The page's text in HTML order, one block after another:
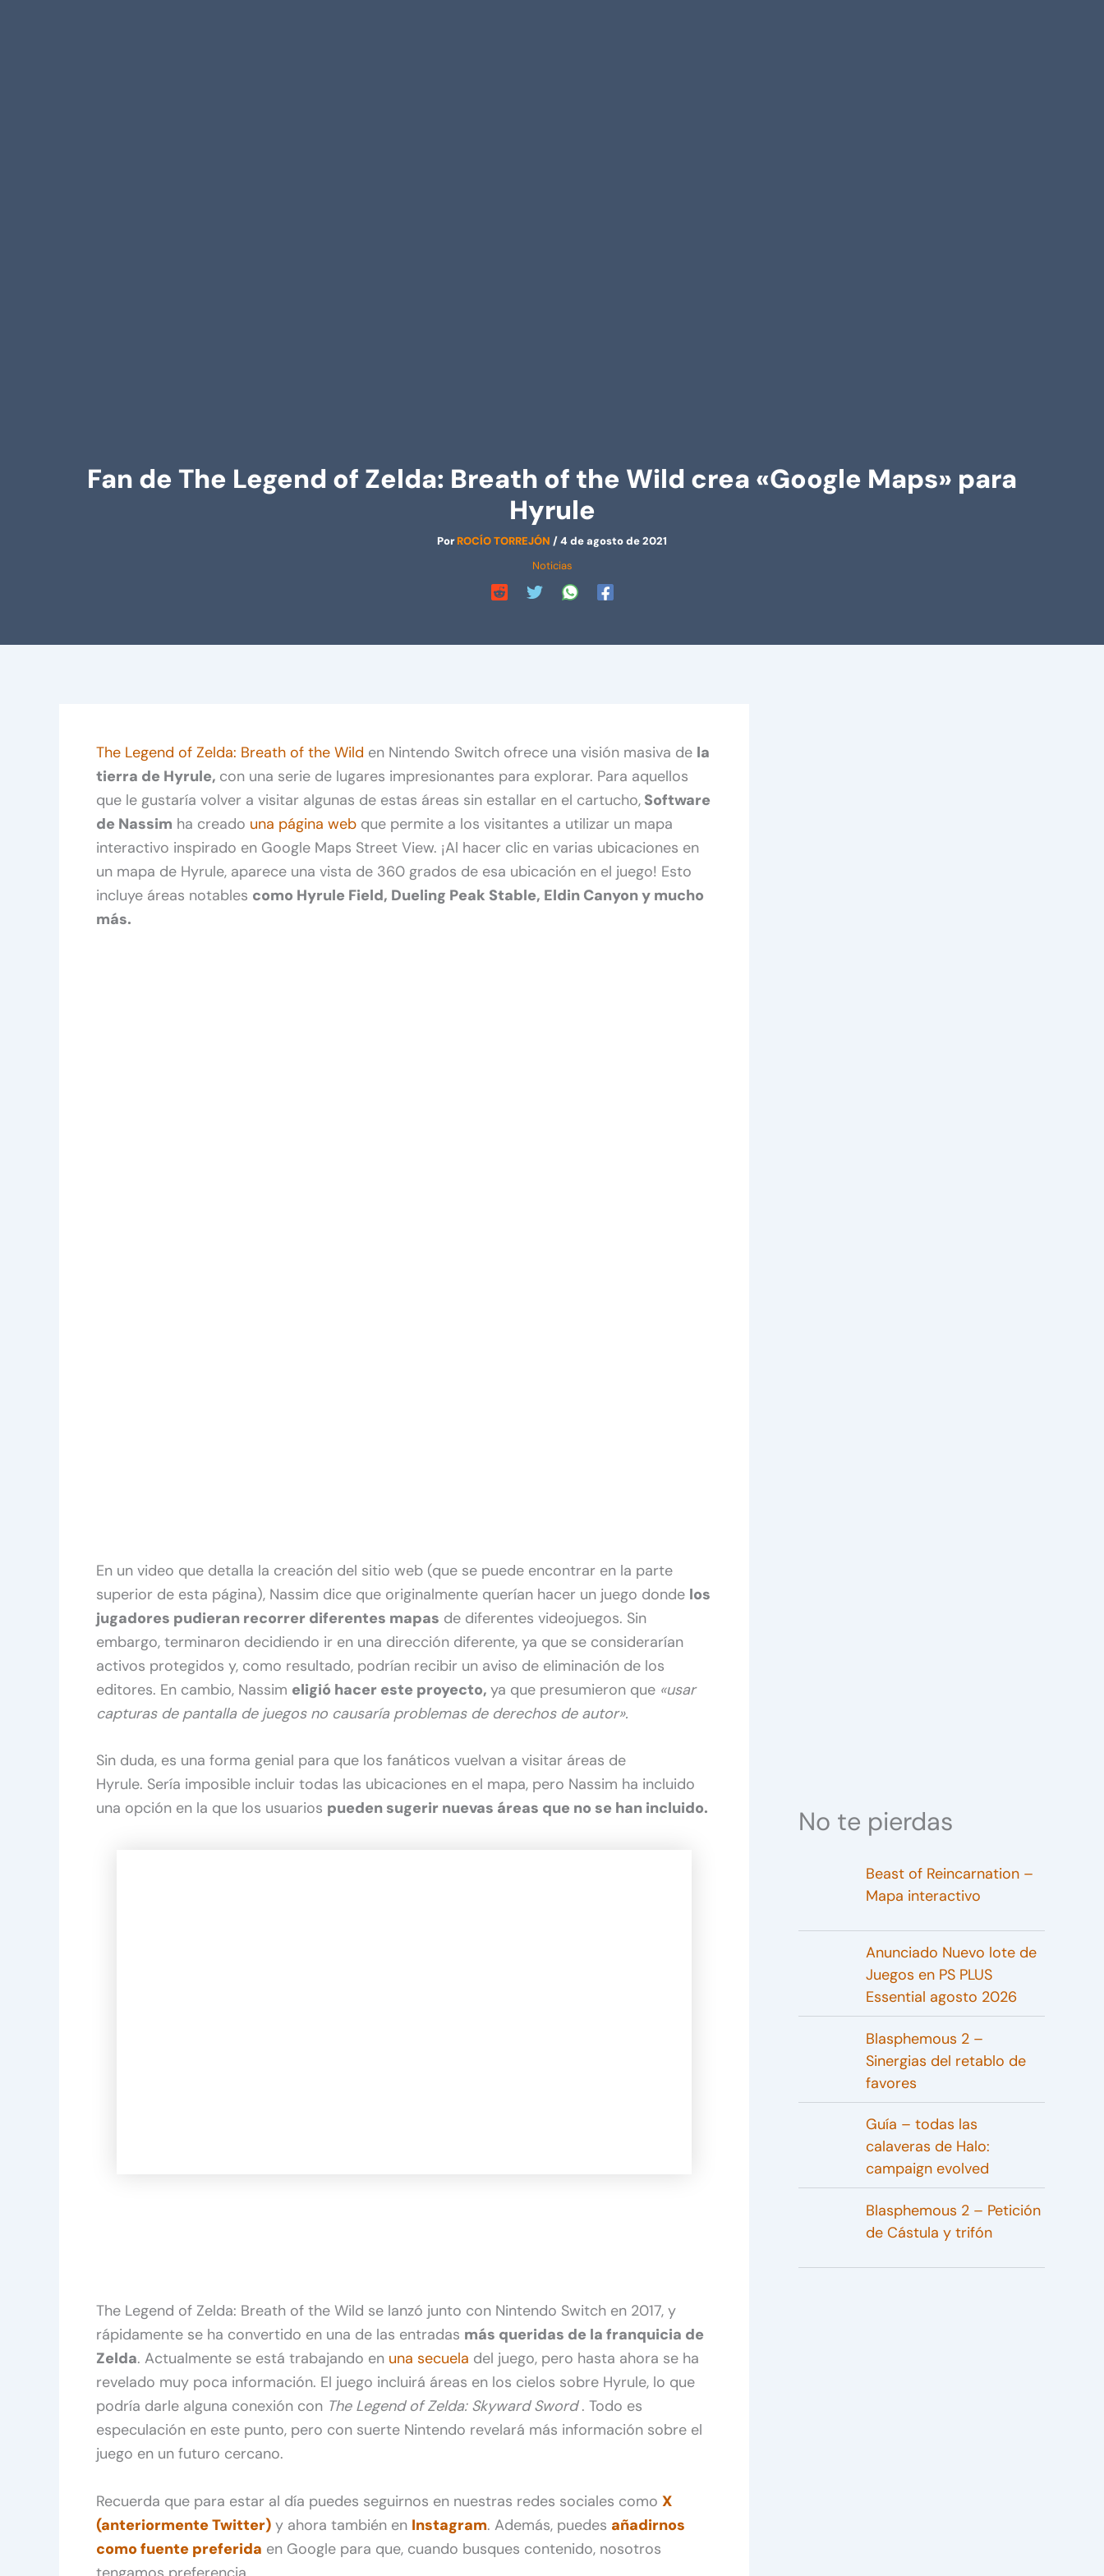
Fan de The Legend of Zelda: Breath of the Wild crea «Google Maps» para
Hyrule
PorROCÍO TORREJÓN /4 de agosto de 2021
Noticias
The Legend of Zelda: Breath of the Wild en Nintendo Switch ofrece una visión masiva de la
tierra de Hyrule, con una serie de lugares impresionantes para explorar. Para aquellos
que le gustaría volver a visitar algunas de estas áreas sin estallar en el cartucho, Software
de Nassim ha creado una página web que permite a los visitantes a utilizar un mapa
interactivo inspirado en Google Maps Street View. ¡Al hacer clic en varias ubicaciones en
un mapa de Hyrule, aparece una vista de 360 ​​grados de esa ubicación en el juego! Esto
incluye áreas notables como Hyrule Field, Dueling Peak Stable, Eldin Canyon y mucho
más.
En un video que detalla la creación del sitio web (que se puede encontrar en la parte
superior de esta página), Nassim dice que originalmente querían hacer un juego donde los
jugadores pudieran recorrer diferentes mapas de diferentes videojuegos. Sin
embargo, terminaron decidiendo ir en una dirección diferente, ya que se considerarían
activos protegidos y, como resultado, podrían recibir un aviso de eliminación de los
editores. En cambio, Nassim eligió hacer este proyecto, ya que presumieron que «usar
capturas de pantalla de juegos no causaría problemas de derechos de autor».
Sin duda, es una forma genial para que los fanáticos vuelvan a visitar áreas de
Hyrule. Sería imposible incluir todas las ubicaciones en el mapa, pero Nassim ha incluido
una opción en la que los usuarios pueden sugerir nuevas áreas que no se han incluido.
The Legend of Zelda: Breath of the Wild se lanzó junto con Nintendo Switch en 2017, y
rápidamente se ha convertido en una de las entradas más queridas de la franquicia de
Zelda. Actualmente se está trabajando en una secuela del juego, pero hasta ahora se ha
revelado muy poca información. El juego incluirá áreas en los cielos sobre Hyrule, lo que
podría darle alguna conexión con The Legend of Zelda: Skyward Sword. Todo es
especulación en este punto, pero con suerte Nintendo revelará más información sobre el
juego en un futuro cercano.
Recuerda que para estar al día puedes seguirnos en nuestras redes sociales como X
(anteriormente Twitter) y ahora también en Instagram. Además, puedes añadirnos
como fuente preferida en Google para que, cuando busques contenido, nosotros
No te pierdas
Beast of Reincarnation –
Mapa interactivo
Anunciado Nuevo lote de
Juegos en PS PLUS
Essential agosto 2026
Blasphemous 2 –
Sinergias del retablo de
favores
Guía – todas las
calaveras de Halo:
campaign evolved
Blasphemous 2 – Petición
de Cástula y trifón